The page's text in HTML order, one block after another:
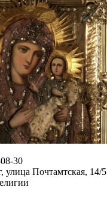
30
улица Почтамтская, 14/5